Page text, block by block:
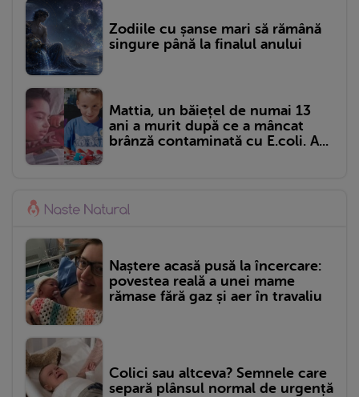
Zodiile cu șanse mari să rămână
singure până la finalul anului
Mattia, un băiețel de numai 13
ani a murit după ce a mâncat
brânză contaminată cu E.coli. A...
Naștere acasă pusă la încercare:
povestea reală a unei mame
rămase fără gaz și aer în travaliu
Colici sau altceva? Semnele care
separă plânsul normal de urgență